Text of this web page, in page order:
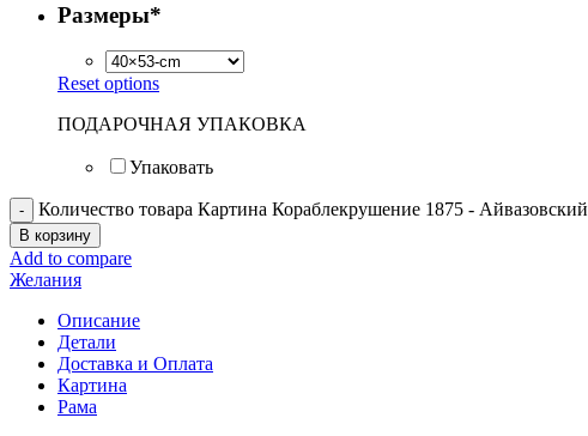
Размеры*
Reset options
ПОДАРОЧНАЯ УПАКОВКА
Упаковать
Количество товара Картина Кораблекрушение 1875 - Айвазовский
В корзину
Add to compare
Желания
Описание
Детали
Доставка и Оплата
Картина
Рама